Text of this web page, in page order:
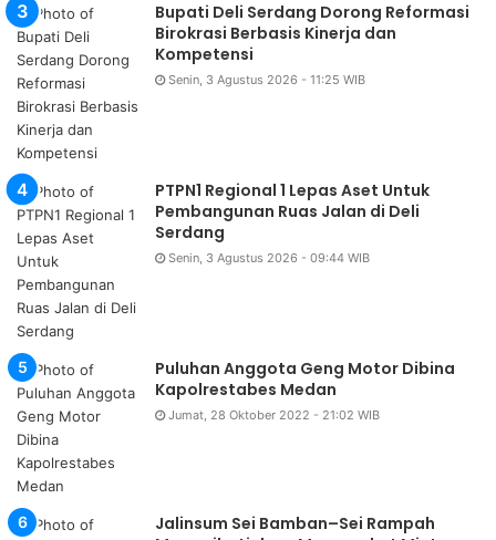
Bupati Deli Serdang Dorong Reformasi
Birokrasi Berbasis Kinerja dan
Kompetensi
Senin, 3 Agustus 2026 - 11:25 WIB
PTPN1 Regional 1 Lepas Aset Untuk
Pembangunan Ruas Jalan di Deli
Serdang
Senin, 3 Agustus 2026 - 09:44 WIB
Puluhan Anggota Geng Motor Dibina
Kapolrestabes Medan
Jumat, 28 Oktober 2022 - 21:02 WIB
Jalinsum Sei Bamban–Sei Rampah